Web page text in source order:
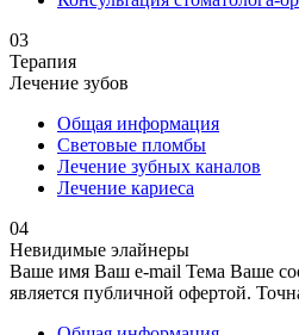
03
Терапия
Лечение зубов
Общая информация
Световые пломбы
Лечение зубных каналов
Лечение кариеса
04
Невидимые элайнеры
Ваше имя Ваш e-mail Тема Ваше
является публичной офертой.